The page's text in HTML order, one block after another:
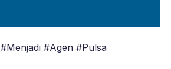
#Agen #Pulsa